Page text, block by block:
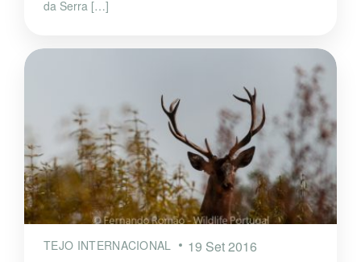
da Serra […]
TEJO INTERNACIONAL 19 Set 2016